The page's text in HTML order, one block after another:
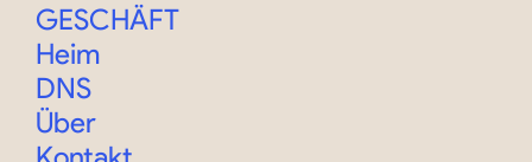
GESCHÄFT
Heim
DNS
Über